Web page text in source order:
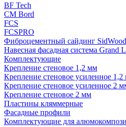
BF Tech
CM Bord
FCS
FCSPRO
Фиброцементный сайдинг
Навесная фасадная система Grand
Комплектующие
Крепление стеновое 1,2 мм
Крепление стеновое усиленное
Крепление стеновое усиленное 2
Крепление стеновое 2 мм
Пластины кляммерные
Фасадные профили
Комплектующие для